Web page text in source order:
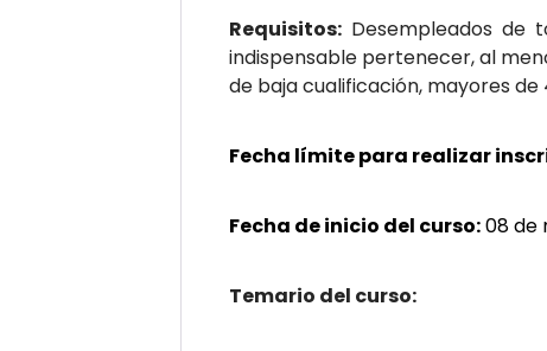
Requisitos: Desempleados de
indispensable pertenecer, al
de baja cualificación, mayores
Fecha límite para realizar
Fecha de inicio del curso:08 de
Temario del curso: